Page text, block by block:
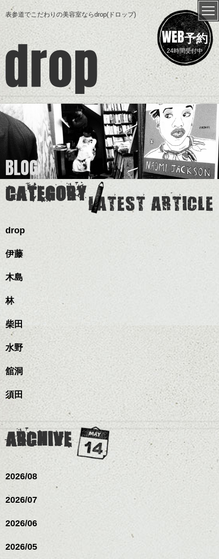
表参道でこだわりの美容室ならdrop(ドロップ)
WEB予約
24時間受付中
BLOG
LATEST ARTICLE
CATEGORY
drop
伊藤
木島
林
柴田
水野
舘洞
須田
ARCHIVE
2026/08
2026/07
2026/06
2026/05